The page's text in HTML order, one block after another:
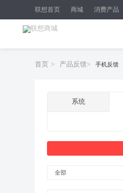
联想首页 商城 消费产品
首页 > 产品反馈> 手机反馈
系统
全部